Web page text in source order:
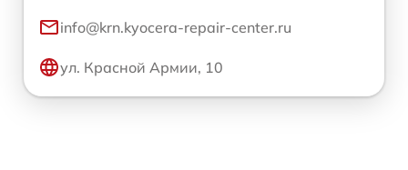
info@krn.kyocera-repair-center.ru
ул. Красной Армии, 10